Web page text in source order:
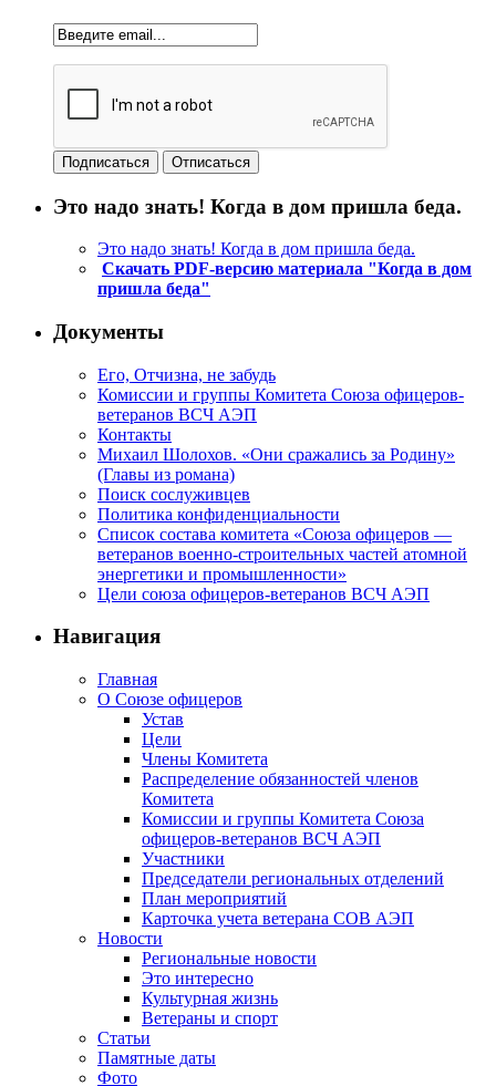
Это надо знать! Когда в дом пришла беда.
Это надо знать! Когда в дом пришла беда.
Скачать PDF-версию материала "Когда в дом
пришла беда"
Документы
Его, Отчизна, не забудь
Комиссии и группы Комитета Союза офицеров-
ветеранов ВСЧ АЭП
Контакты
Михаил Шолохов. «Они сражались за Родину»
(Главы из романа)
Поиск сослуживцев
Политика конфиденциальности
Список состава комитета «Союза офицеров —
ветеранов военно-строительных частей атомной
энергетики и промышленности»
Цели союза офицеров-ветеранов ВСЧ АЭП
Навигация
Главная
О Союзе офицеров
Устав
Цели
Члены Комитета
Распределение обязанностей членов
Комитета
Комиссии и группы Комитета Союза
офицеров-ветеранов ВСЧ АЭП
Участники
Председатели региональных отделений
План мероприятий
Карточка учета ветерана CОВ АЭП
Новости
Региональные новости
Это интересно
Культурная жизнь
Ветераны и спорт
Статьи
Памятные даты
Фото